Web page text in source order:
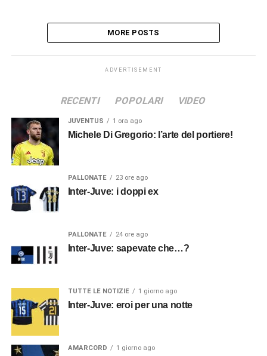
MORE POSTS
ADVERTISEMENT
RECENTI POPOLARI VIDEO
JUVENTUS 1 ora ago
Michele Di Gregorio: l’arte del portiere!
PALLONATE 23 ore ago
Inter-Juve: i doppi ex
PALLONATE 24 ore ago
Inter-Juve: sapevate che…?
TUTTE LE NOTIZIE 1 giorno ago
Inter-Juve: eroi per una notte
AMARCORD 1 giorno ago